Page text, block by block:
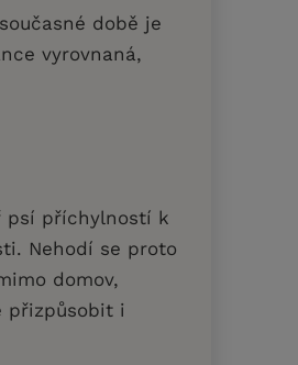
době je
vyrovnaná,
psí příchylností k
Nehodí se proto
domov,
přizpůsobit i